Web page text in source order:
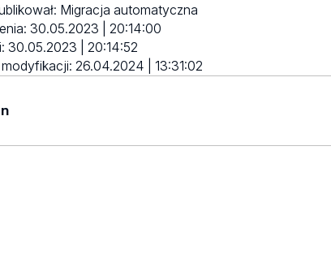
Migracja automatyczna
30.05.2023 | 20:14:00
30.05.2023 | 20:14:52
26.04.2024 | 13:31:02